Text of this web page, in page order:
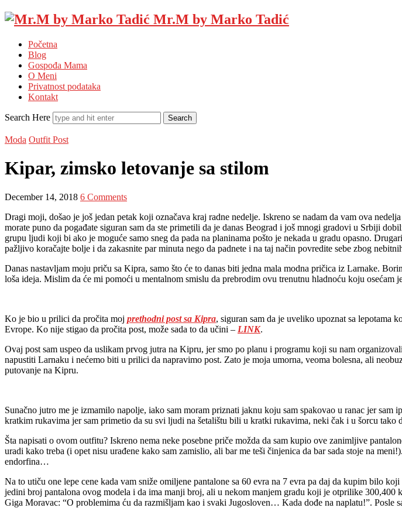
Mr.M by Marko Tadić
Početna
Blog
Gospođa Mama
O Meni
Privatnost podataka
Kontakt
Search Here
Moda Outfit Post
Kipar, zimsko letovanje sa stilom
December 14, 2018 6 Comments
Dragi moji, došao je još jedan petak koji označava kraj radne nedelje. Iskreno se nadam da vam ova
morate puno da pogađate siguran sam da ste primetili da je danas Beograd i još mnogi gradovi u Srbiji
grupu ljudi koji bi ako je moguće samo sneg da pada na planinama pošto je nekada u gradu opasno.
pažljivo koračajte bolje i da zakasnite par minuta nego da padnete i na taj način povredite sebe zbog
Danas nastavljam moju priču sa Kipra, samo što će to danas biti jedna mala modna pričica iz Larnake.
loša ideja. Mislim da će mi pomoći u mentalnom smislu da prebrodim ovu trenutnu hladnoću koju osećam
Ko je bio u prilici da pročita moj prethodni post sa Kipra, siguran sam da je uveliko upoznat sa lepotama
Evrope. Ko nije stigao da pročita post, može sada to da učini – LINK.
Ovaj post sam uspeo da uslikam prvog jutra na Kipru, jer smo po planu i programu koji su nam
napustiti Larnaku i nećemo biti u prilici da napravimo post. Zato je moja umorna, veoma bolesna, ali
putovanje na Kipru.
Sunačno jutro me je izmamilo napolje, iako sam moram priznati jaknu koju sam spakovao u ranac jer sam
kratkim rukavima jer sam primetio da su svi ljudi na šetalištu bili u kratki rukavima, neki čak i u šorcu tako
Šta napisati o ovom outfitu? Iskreno nema neke posebne priče možda da sam kupio ove zanimljive
uradi kako treba (i opet nisu urađene kako sam zamislio, ali bar me teši činjenica da bar sada stoje na
endorfina…
Na to utiču one lepe cene kada vam sniže omiljene pantalone sa 60 evra na 7 evra pa daj da kupim bilo
jedini broj pantalona ovog modela i da ima manji broj, ali u nekom manjem gradu koji je otprilike
Giga Moravac: “O problemima ću da razmišljam kao i svaki Jugosloven… Kada dođe na naplatu!”. Posle